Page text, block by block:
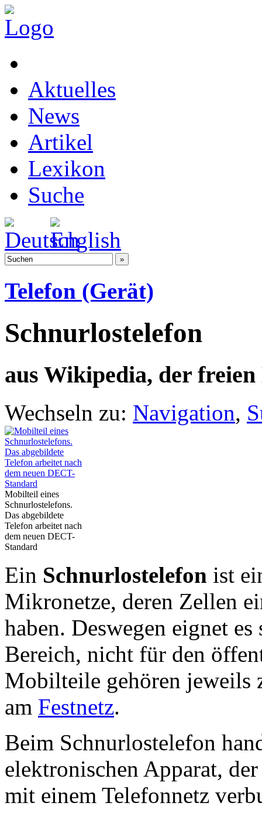
Aktuelles
News
Artikel
Lexikon
Suche
Telefon (Gerät)
Schnurlostelefon
aus Wikipedia, der
Wechseln zu: Navigation,
Mobilteil eines
Schnurlostelefons.
Das abgebildete
Telefon arbeitet nach
dem neuen DECT-
Standard
Ein Schnurlostelefon ist
Mikronetze, deren Zellen
haben. Deswegen eignet
Bereich, nicht für den
Mobilteile gehören jeweils
am Festnetz.
Beim Schnurlostelefon
elektronischen Apparat,
mit einem Telefonnetz